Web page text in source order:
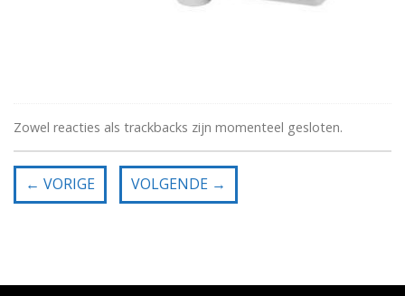
Zowel reacties als trackbacks zijn momenteel gesloten.
← VORIGE VOLGENDE →